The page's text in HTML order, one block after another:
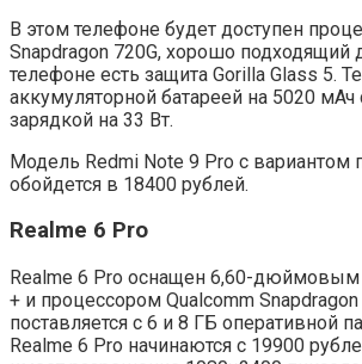
В этом телефоне будет доступен
Snapdragon 720G, хорошо подходящий
телефоне есть защита Gorilla Glass 5.
аккумуляторной батареей на 5020 мАч
зарядкой на 33 Вт.
Модель Redmi Note 9 Pro с вариантом
обойдется в 18400 рублей.
Realme 6 Pro
Realme 6 Pro оснащен 6,60-
+ и процессором Qualcomm
поставляется с 6 и 8 ГБ оперативной
Realme 6 Pro начинаются с 19900